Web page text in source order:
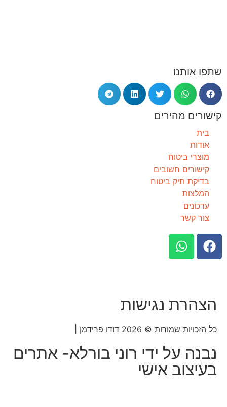
שתפו אותנו
קישורים מהירים
בית
אודות
מוצרי ביטוח
קישורים חשובים
בדיקת תיק ביטוח
המלצות
עדכונים
צור קשר
הצהרת נגישות
כל הזכויות שמורות © 2026 דודו פרידמן |
נבנה על ידי רוני בורלא- אתרים
בעיצוב אישי